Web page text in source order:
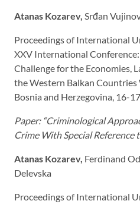
Atanas Kozarev, Srđan
Proceedings of International
XXV International Conference:
Challenge for the Economies,
the Western Balkan Countries
Bosnia and Herzegovina, 16-
Paper: “Criminological
Crime With Special Reference
Atanas Kozarev, Ferdinand
Delevska
Proceedings of International